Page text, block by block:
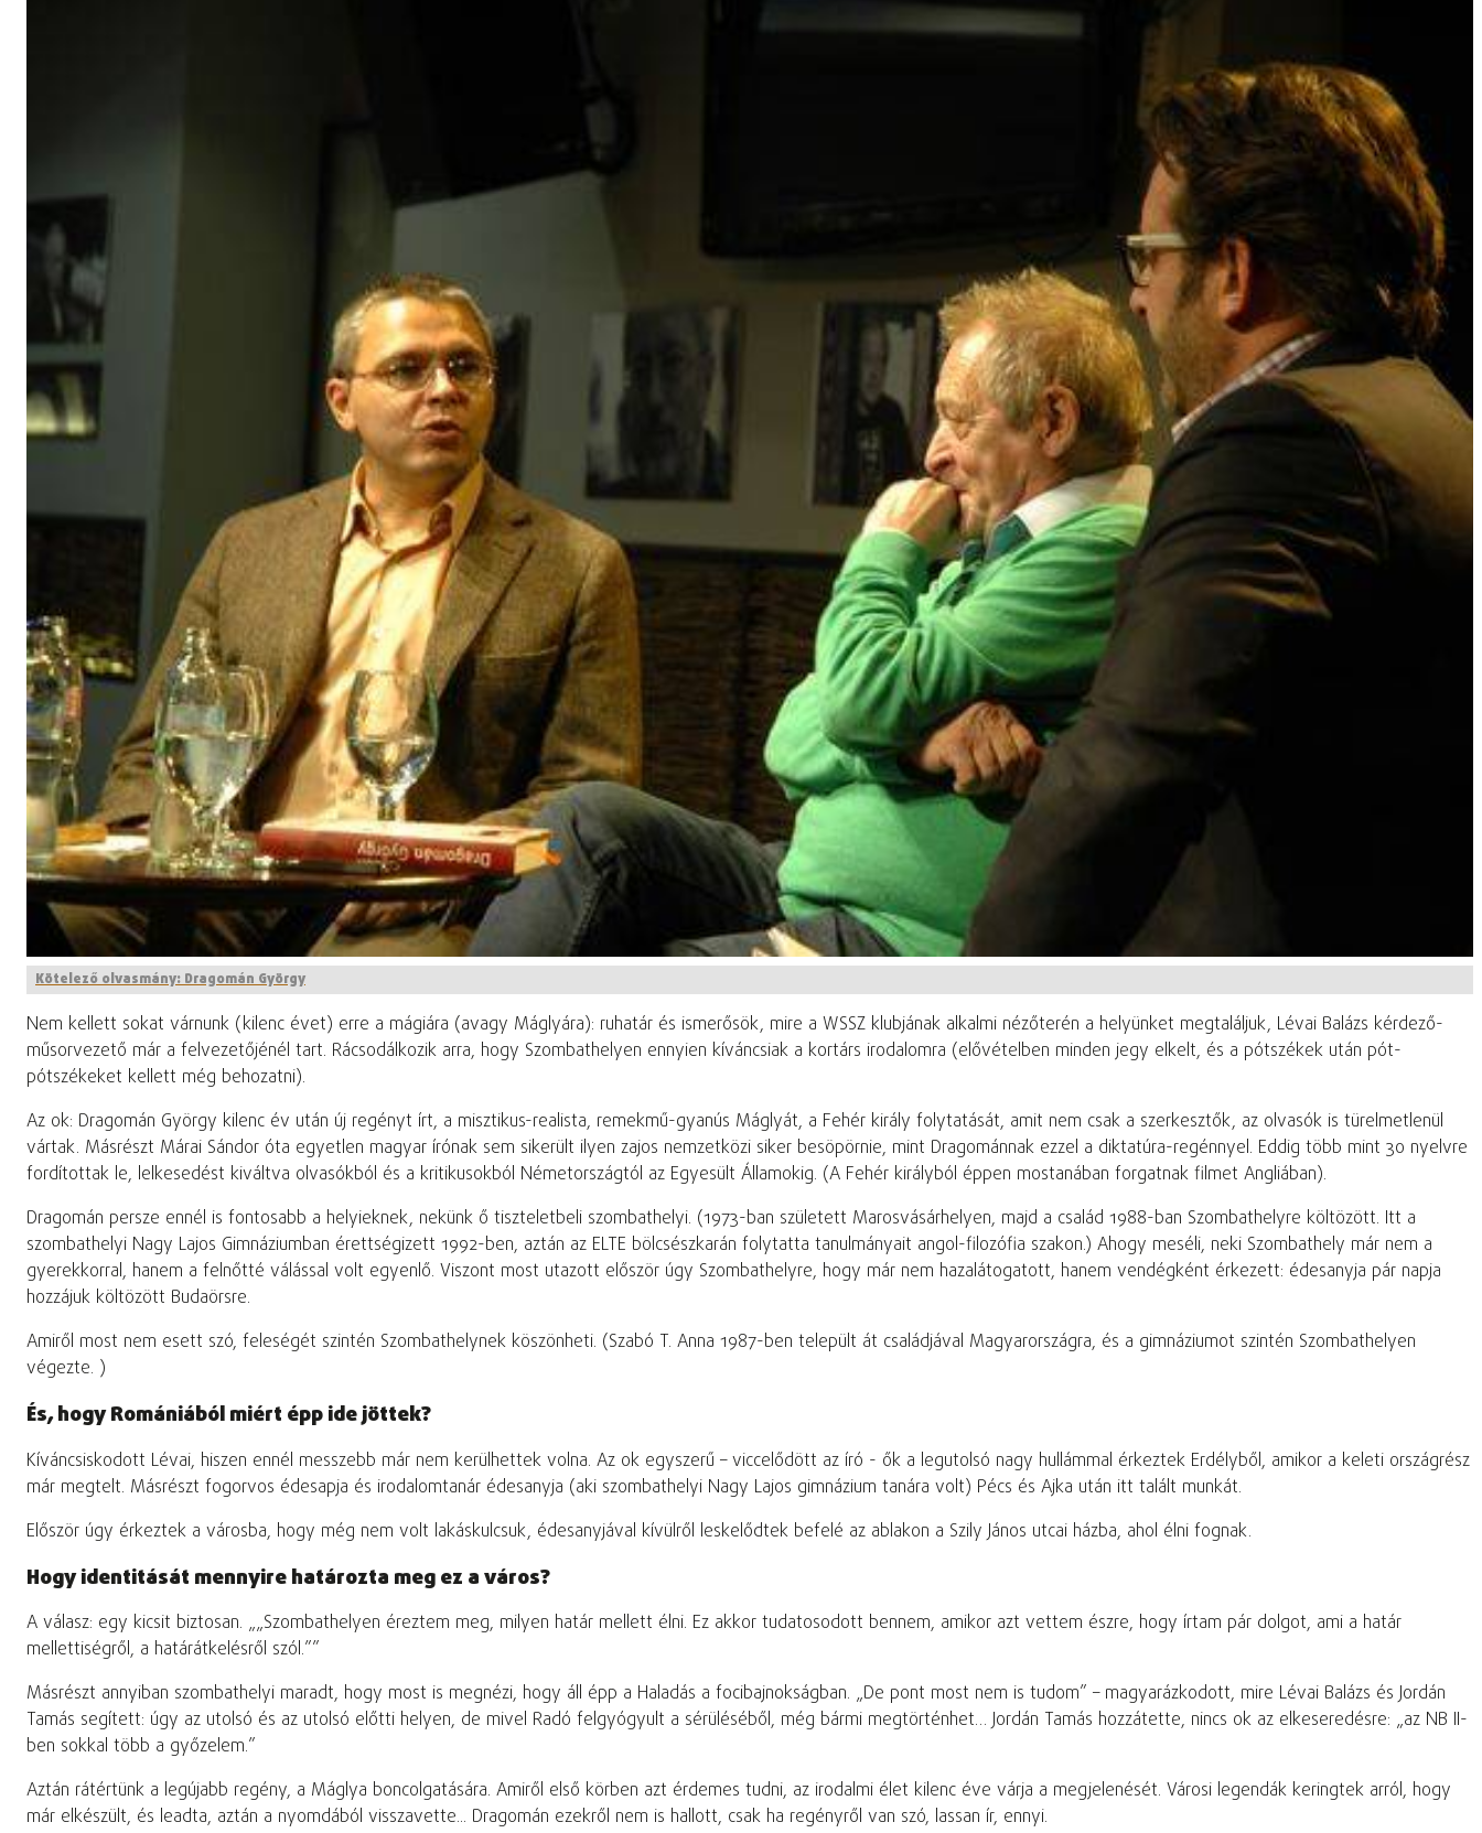
Kötelező olvasmány: Dragomán György
Nem kellett sokat várnunk (kilenc évet) erre a mágiára (avagy Máglyára): ruhatár és ismerősök, mire a WSSZ klubjának alkalmi nézőterén a helyünket megtaláljuk, Lévai Balázs kérdező-
műsorvezető már a felvezetőjénél tart. Rácsodálkozik arra, hogy Szombathelyen ennyien kíváncsiak a kortárs irodalomra (elővételben minden jegy elkelt, és a pótszékek után pót-
pótszékeket kellett még behozatni).
Az ok: Dragomán György kilenc év után új regényt írt, a misztikus-realista, remekmű-gyanús Máglyát, a Fehér király folytatását, amit nem csak a szerkesztők, az olvasók is türelmetlenül
vártak. Másrészt Márai Sándor óta egyetlen magyar írónak sem sikerült ilyen zajos nemzetközi siker besöpörnie, mint Dragománnak ezzel a diktatúra-regénnyel. Eddig több mint 30 nyelvre
fordítottak le, lelkesedést kiváltva olvasókból és a kritikusokból Németországtól az Egyesült Államokig. (A Fehér királyból éppen mostanában forgatnak filmet Angliában).
Dragomán persze ennél is fontosabb a helyieknek, nekünk ő tiszteletbeli szombathelyi. (1973-ban született Marosvásárhelyen, majd a család 1988-ban Szombathelyre költözött. Itt a
szombathelyi Nagy Lajos Gimnáziumban érettségizett 1992-ben, aztán az ELTE bölcsészkarán folytatta tanulmányait angol-filozófia szakon.) Ahogy meséli, neki Szombathely már nem a
gyerekkorral, hanem a felnőtté válással volt egyenlő. Viszont most utazott először úgy Szombathelyre, hogy már nem hazalátogatott, hanem vendégként érkezett: édesanyja pár napja
hozzájuk költözött Budaörsre.
Amiről most nem esett szó, feleségét szintén Szombathelynek köszönheti. (Szabó T. Anna 1987-ben települt át családjával Magyarországra, és a gimnáziumot szintén Szombathelyen
végezte. )
És, hogy Romániából miért épp ide jöttek?
Kíváncsiskodott Lévai, hiszen ennél messzebb már nem kerülhettek volna. Az ok egyszerű – viccelődött az író - ők a legutolsó nagy hullámmal érkeztek Erdélyből, amikor a keleti országrész
már megtelt. Másrészt fogorvos édesapja és irodalomtanár édesanyja (aki szombathelyi Nagy Lajos gimnázium tanára volt) Pécs és Ajka után itt talált munkát.
Először úgy érkeztek a városba, hogy még nem volt lakáskulcsuk, édesanyjával kívülről leskelődtek befelé az ablakon a Szily János utcai házba, ahol élni fognak.
Hogy identitását mennyire határozta meg ez a város?
A válasz: egy kicsit biztosan. „Szombathelyen éreztem meg, milyen határ mellett élni. Ez akkor tudatosodott bennem, amikor azt vettem észre, hogy írtam pár dolgot, ami a határ
mellettiségről, a határátkelésről szól.”
Másrészt annyiban szombathelyi maradt, hogy most is megnézi, hogy áll épp a Haladás a focibajnokságban. „De pont most nem is tudom” – magyarázkodott, mire Lévai Balázs és Jordán
Tamás segített: úgy az utolsó és az utolsó előtti helyen, de mivel Radó felgyógyult a sérüléséből, még bármi megtörténhet… Jordán Tamás hozzátette, nincs ok az elkeseredésre: „az NB II-
ben sokkal több a győzelem.”
Aztán rátértünk a legújabb regény, a Máglya boncolgatására. Amiről első körben azt érdemes tudni, az irodalmi élet kilenc éve várja a megjelenését. Városi legendák keringtek arról, hogy
már elkészült, és leadta, aztán a nyomdából visszavette... Dragomán ezekről nem is hallott, csak ha regényről van szó, lassan ír, ennyi.